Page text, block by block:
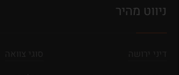
ניווט מהיר